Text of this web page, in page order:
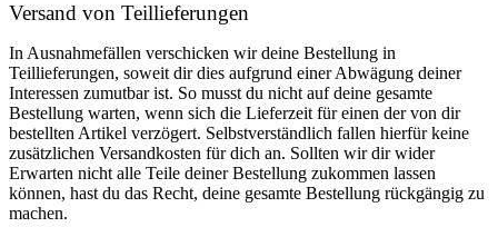
Versand von Teillieferungen
In Ausnahmefällen verschicken wir deine Bestellung in
Teillieferungen, soweit dir dies aufgrund einer Abwägung deiner
Interessen zumutbar ist. So musst du nicht auf deine gesamte
Bestellung warten, wenn sich die Lieferzeit für einen der von dir
bestellten Artikel verzögert. Selbstverständlich fallen hierfür keine
zusätzlichen Versandkosten für dich an. Sollten wir dir wider
Erwarten nicht alle Teile deiner Bestellung zukommen lassen
können, hast du das Recht, deine gesamte Bestellung rückgängig zu
machen.